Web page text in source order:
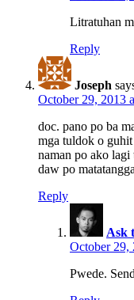
Litratuhan
Reply
Joseph
October 29, 2013
doc. pano po ba
mga tuldok o
naman po ako lagi
daw po
Reply
Ask
October 29,
Pwede.